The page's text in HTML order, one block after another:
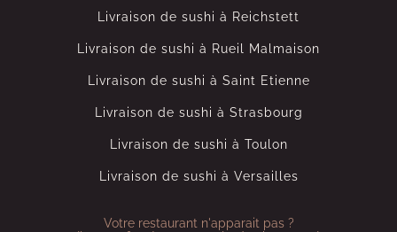
Livraison de sushi à Reichstett
Livraison de sushi à Rueil Malmaison
Livraison de sushi à Saint Etienne
Livraison de sushi à Strasbourg
Livraison de sushi à Toulon
Livraison de sushi à Versailles
Votre restaurant n'apparait pas ?